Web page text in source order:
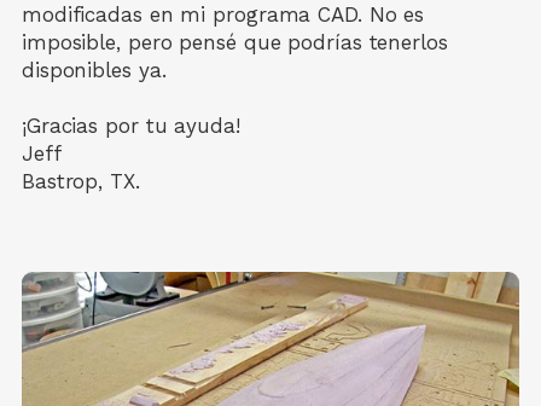
modificadas en mi programa CAD. No es
imposible, pero pensé que podrías tenerlos
disponibles ya.
¡Gracias por tu ayuda!
Jeff
Bastrop, TX.